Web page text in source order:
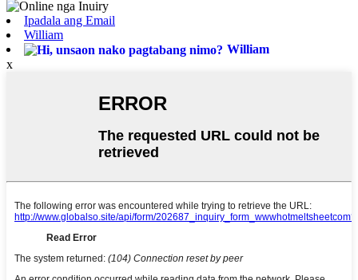
Ipadala ang Email
William
William
x